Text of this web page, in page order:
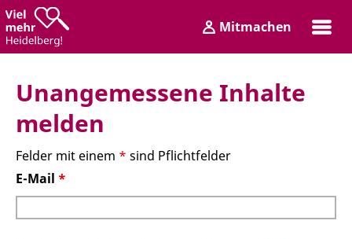
Zum
Inhalt
Zum
Hauptmenü
LoginMitmachen
Unangemessene Inhalte
melden
Felder mit einem * sind Pflichtfelder
E-Mail *